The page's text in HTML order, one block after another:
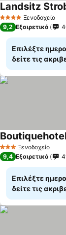
4 ΑστέριαΞενοδοχείο
Landsitz
9,2 Εξαιρετικό
Επιλέξτε
δείτε τις
3 ΑστέριαΞενοδοχείο
9,4 Εξαιρετικό
Επιλέξτε
δείτε τις